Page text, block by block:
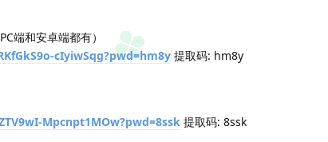
端和安卓端都有）
cIyiwSqg?pwd=hm8y 提取码: hm8y
Mpcnpt1MOw?pwd=8ssk 提取码: 8ssk